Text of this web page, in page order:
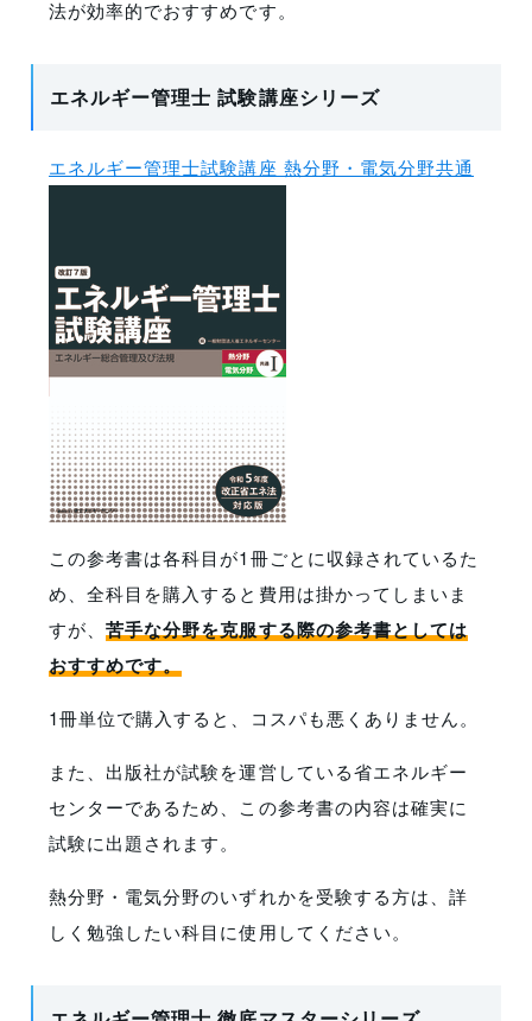
法が効率的でおすすめです。
エネルギー管理士 試験講座シリーズ
エネルギー管理士試験講座 熱分野・電気分野共通
この参考書は各科目が1冊ごとに収録されているた
め、全科目を購入すると費用は掛かってしまいま
すが、苦手な分野を克服する際の参考書としては
おすすめです。
1冊単位で購入すると、コスパも悪くありません。
また、出版社が試験を運営している省エネルギー
センターであるため、この参考書の内容は確実に
試験に出題されます。
熱分野・電気分野のいずれかを受験する方は、詳
しく勉強したい科目に使用してください。